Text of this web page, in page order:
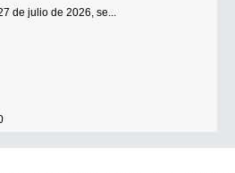
de julio de 2026, se...